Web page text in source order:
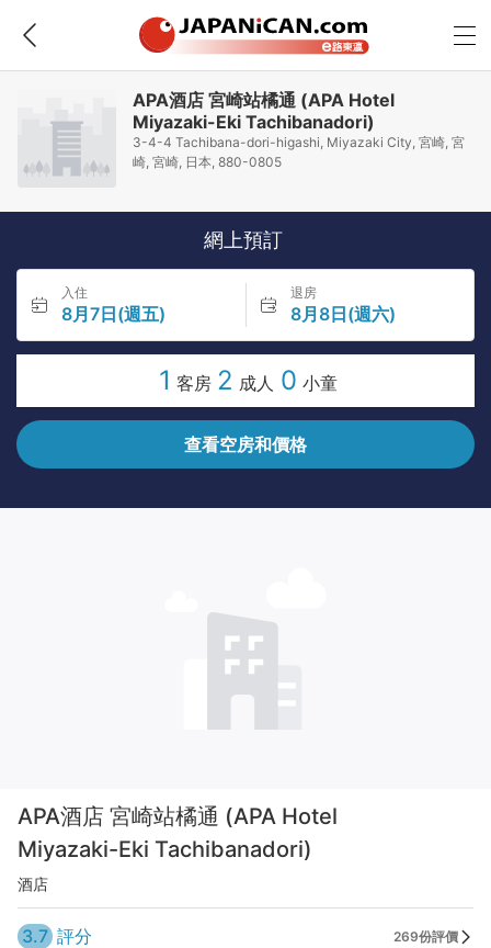
APA酒店 宮崎站橘通 (APA Hotel
Miyazaki-Eki Tachibanadori)
3-4-4 Tachibana-dori-higashi, Miyazaki City, 宮崎, 宮
崎, 宮崎, 日本, 880-0805
網上預訂
入住
8月7日(週五)
退房
8月8日(週六)
1 客房 2 成人 0 小童
查看空房和價格
APA酒店 宮崎站橘通 (APA Hotel
Miyazaki-Eki Tachibanadori)
酒店
3.7 評分 269份評價